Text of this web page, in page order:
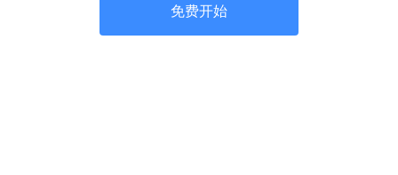
免费开始